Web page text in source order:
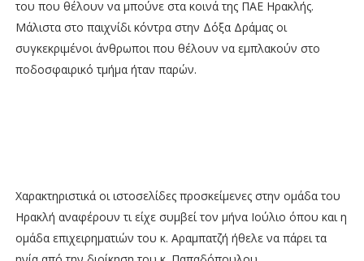
του που θέλουν να μπούνε στα κοινά της ΠΑΕ Ηρακλής.
Μάλιστα στο παιχνίδι κόντρα στην Δόξα Δράμας οι
συγκεκριμένοι άνθρωποι που θέλουν να εμπλακούν στο
ποδοσφαιρικό τμήμα ήταν παρών.
Χαρακτηριστικά οι ιστοσελίδες προσκείμενες στην ομάδα του
Ηρακλή αναφέρουν τι είχε συμβεί τον μήνα Ιούλιο όπου και η
ομάδα επιχειρηματιών του κ. Αραμπατζή ήθελε να πάρει τα